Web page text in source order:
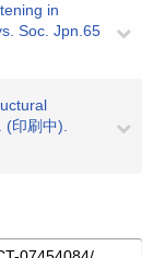
in
Soc. Jpn.65
印刷中).